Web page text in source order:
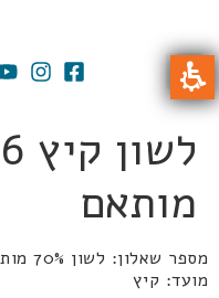
מותאם
מועד: קיץ